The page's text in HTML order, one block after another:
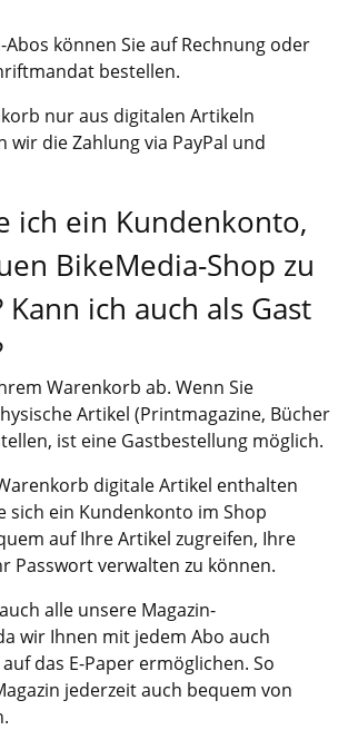
Abos können Sie auf Rechnung oder
bestellen.
nur aus digitalen Artikeln
wir die Zahlung via PayPal und
ich ein Kundenkonto,
BikeMedia-Shop zu
ich auch als Gast
Warenkorb ab. Wenn Sie
Artikel (Printmagazine, Bücher
ist eine Gastbestellung möglich.
digitale Artikel enthalten
sich ein Kundenkonto im Shop
auf Ihre Artikel zugreifen, Ihre
Passwort verwalten zu können.
alle unsere Magazin-
wir Ihnen mit jedem Abo auch
das E-Paper ermöglichen. So
jederzeit auch bequem von